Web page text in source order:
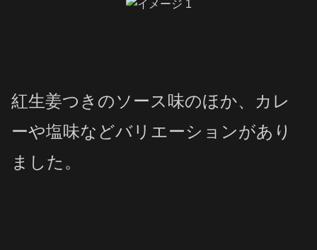
紅生姜つきのソース味のほか、カレ
ーや塩味などバリエーションがあり
ました。